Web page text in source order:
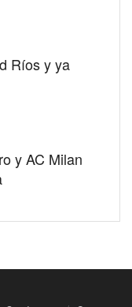
Ríos y ya
y AC Milan